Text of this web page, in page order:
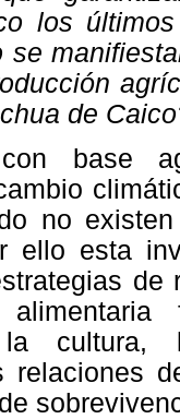
los
se
de
base
no
ello esta
de
la
relaciones